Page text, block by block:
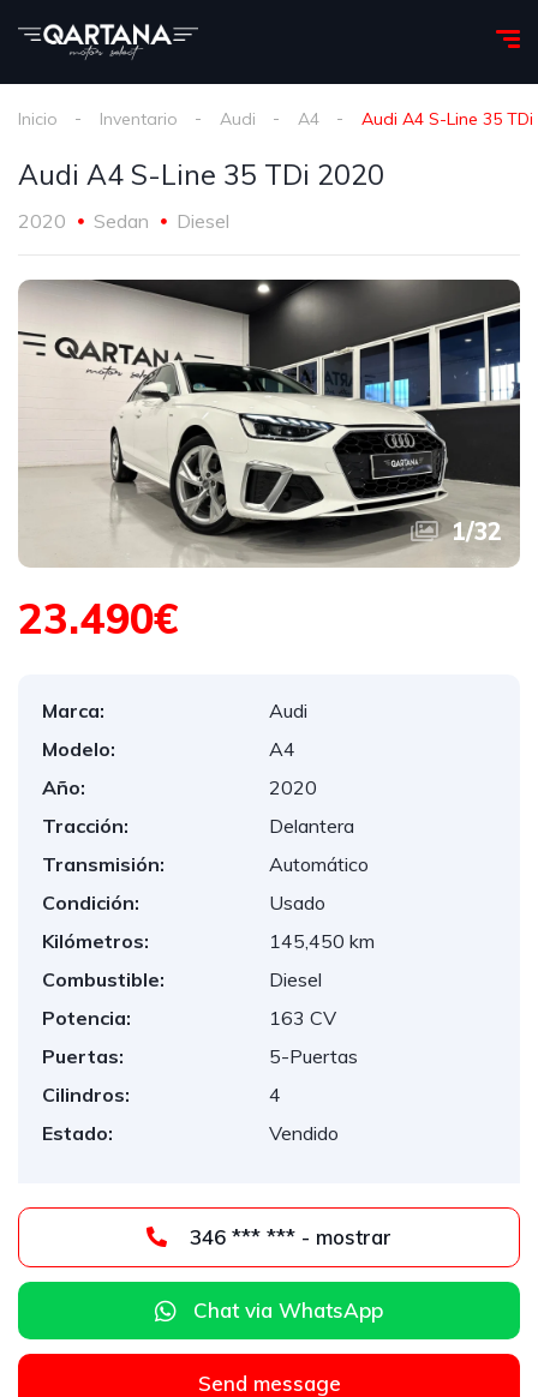
Inicio Inventario Audi A4 Audi A4 S-Line 35 TDi
Audi A4 S-Line 35 TDi 2020
2020 Sedan Diesel
1/32
23.490€
Marca:
Audi
Modelo:
A4
Año:
2020
Tracción:
Delantera
Transmisión:
Automático
Condición:
Usado
Kilómetros:
145,450 km
Combustible:
Diesel
Potencia:
163 CV
Puertas:
5-Puertas
Cilindros:
4
Estado:
Vendido
346 *** *** - mostrar
Chat via WhatsApp
Send message